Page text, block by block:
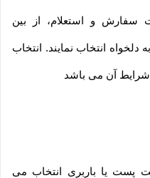
سفارش و استعلام، از بین
انتخاب نمایند. انتخاب
شرایط آن می باشد
پست یا باربری انتخاب می